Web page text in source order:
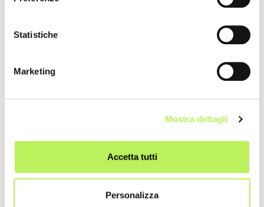
Statistiche
Marketing
Mostra dettagli
Accetta tutti
Personalizza